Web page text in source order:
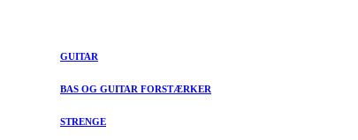
GUITAR
BAS OG GUITAR FORSTÆRKER
STRENGE